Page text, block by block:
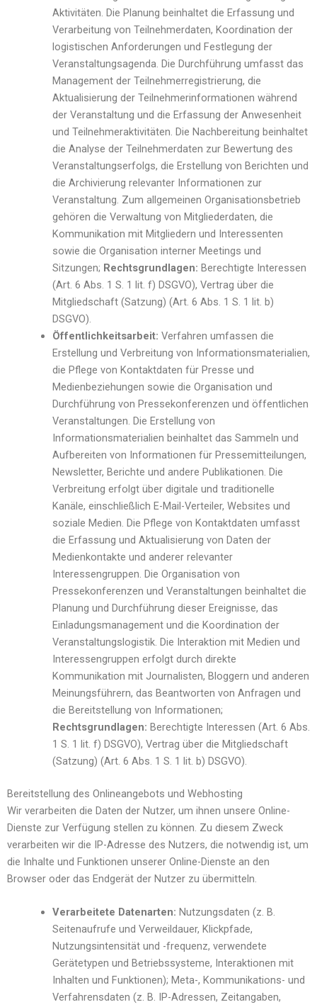
Aktivitäten. Die Planung beinhaltet die Erfassung und
Verarbeitung von Teilnehmerdaten, Koordination der
logistischen Anforderungen und Festlegung der
Veranstaltungsagenda. Die Durchführung umfasst das
Management der Teilnehmerregistrierung, die
Aktualisierung der Teilnehmerinformationen während
der Veranstaltung und die Erfassung der Anwesenheit
und Teilnehmeraktivitäten. Die Nachbereitung beinhaltet
die Analyse der Teilnehmerdaten zur Bewertung des
Veranstaltungserfolgs, die Erstellung von Berichten und
die Archivierung relevanter Informationen zur
Veranstaltung. Zum allgemeinen Organisationsbetrieb
gehören die Verwaltung von Mitgliederdaten, die
Kommunikation mit Mitgliedern und Interessenten
sowie die Organisation interner Meetings und
Sitzungen; Rechtsgrundlagen: Berechtigte Interessen
(Art. 6 Abs. 1 S. 1 lit. f) DSGVO), Vertrag über die
Mitgliedschaft (Satzung) (Art. 6 Abs. 1 S. 1 lit. b)
DSGVO).
Öffentlichkeitsarbeit: Verfahren umfassen die
Erstellung und Verbreitung von Informationsmaterialien,
die Pflege von Kontaktdaten für Presse und
Medienbeziehungen sowie die Organisation und
Durchführung von Pressekonferenzen und öffentlichen
Veranstaltungen. Die Erstellung von
Informationsmaterialien beinhaltet das Sammeln und
Aufbereiten von Informationen für Pressemitteilungen,
Newsletter, Berichte und andere Publikationen. Die
Verbreitung erfolgt über digitale und traditionelle
Kanäle, einschließlich E-Mail-Verteiler, Websites und
soziale Medien. Die Pflege von Kontaktdaten umfasst
die Erfassung und Aktualisierung von Daten der
Medienkontakte und anderer relevanter
Interessengruppen. Die Organisation von
Pressekonferenzen und Veranstaltungen beinhaltet die
Planung und Durchführung dieser Ereignisse, das
Einladungsmanagement und die Koordination der
Veranstaltungslogistik. Die Interaktion mit Medien und
Interessengruppen erfolgt durch direkte
Kommunikation mit Journalisten, Bloggern und anderen
Meinungsführern, das Beantworten von Anfragen und
die Bereitstellung von Informationen;
Rechtsgrundlagen: Berechtigte Interessen (Art. 6 Abs.
1 S. 1 lit. f) DSGVO), Vertrag über die Mitgliedschaft
(Satzung) (Art. 6 Abs. 1 S. 1 lit. b) DSGVO).
Bereitstellung des Onlineangebots und Webhosting
Wir verarbeiten die Daten der Nutzer, um ihnen unsere Online-
Dienste zur Verfügung stellen zu können. Zu diesem Zweck
verarbeiten wir die IP-Adresse des Nutzers, die notwendig ist, um
die Inhalte und Funktionen unserer Online-Dienste an den
Browser oder das Endgerät der Nutzer zu übermitteln.
Verarbeitete Datenarten: Nutzungsdaten (z. B.
Seitenaufrufe und Verweildauer, Klickpfade,
Nutzungsintensität und -frequenz, verwendete
Gerätetypen und Betriebssysteme, Interaktionen mit
Inhalten und Funktionen); Meta-, Kommunikations- und
Verfahrensdaten (z. B. IP-Adressen, Zeitangaben,